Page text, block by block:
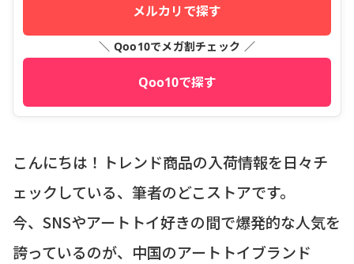
メルカリで探す
＼ Qoo10でメガ割チェック ／
Qoo10で探す
こんにちは！トレンド商品の入荷情報を日々チ
ェックしている、筆者のどこストアです。
今、SNSやアートトイ好きの間で爆発的な人気を
誇っているのが、中国のアートトイブランド